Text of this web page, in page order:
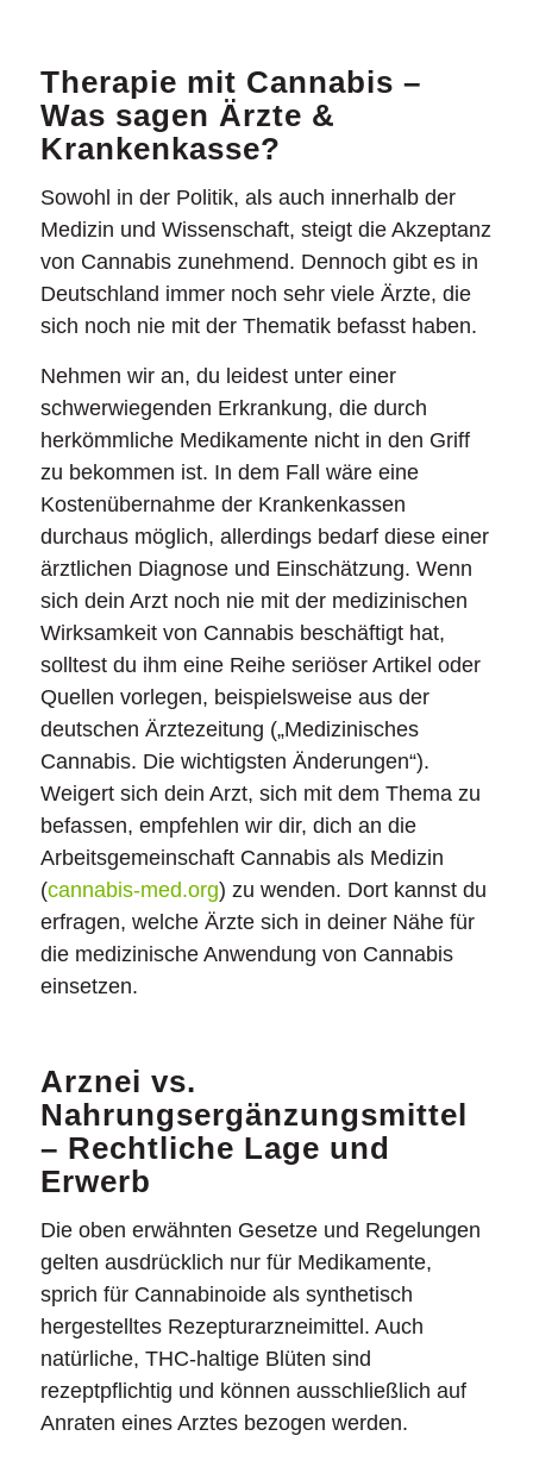
Therapie mit Cannabis –
Was sagen Ärzte &
Krankenkasse?
Sowohl in der Politik, als auch innerhalb der
Medizin und Wissenschaft, steigt die Akzeptanz
von Cannabis zunehmend. Dennoch gibt es in
Deutschland immer noch sehr viele Ärzte, die
sich noch nie mit der Thematik befasst haben.
Nehmen wir an, du leidest unter einer
schwerwiegenden Erkrankung, die durch
herkömmliche Medikamente nicht in den Griff
zu bekommen ist. In dem Fall wäre eine
Kostenübernahme der Krankenkassen
durchaus möglich, allerdings bedarf diese einer
ärztlichen Diagnose und Einschätzung. Wenn
sich dein Arzt noch nie mit der medizinischen
Wirksamkeit von Cannabis beschäftigt hat,
solltest du ihm eine Reihe seriöser Artikel oder
Quellen vorlegen, beispielsweise aus der
deutschen Ärztezeitung („Medizinisches
Cannabis. Die wichtigsten Änderungen“).
Weigert sich dein Arzt, sich mit dem Thema zu
befassen, empfehlen wir dir, dich an die
Arbeitsgemeinschaft Cannabis als Medizin
(cannabis-med.org) zu wenden. Dort kannst du
erfragen, welche Ärzte sich in deiner Nähe für
die medizinische Anwendung von Cannabis
einsetzen.
Arznei vs.
Nahrungsergänzungsmittel
– Rechtliche Lage und
Erwerb
Die oben erwähnten Gesetze und Regelungen
gelten ausdrücklich nur für Medikamente,
sprich für Cannabinoide als synthetisch
hergestelltes Rezepturarzneimittel. Auch
natürliche, THC-haltige Blüten sind
rezeptpflichtig und können ausschließlich auf
Anraten eines Arztes bezogen werden.